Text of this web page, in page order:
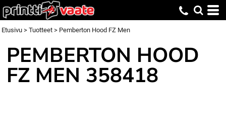
Etusivu > Tuotteet > Pemberton Hood FZ Men
PEMBERTON HOOD
FZ MEN 358418